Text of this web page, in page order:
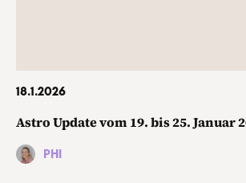
18.1.2026
Astro Update vom 19. bis 25. Januar
PHI